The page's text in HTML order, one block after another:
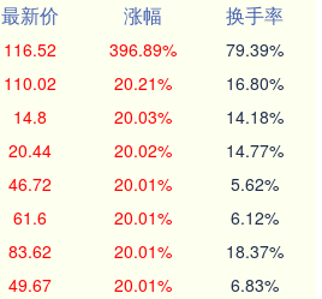
最新价 涨幅
换手率
116.52 396.89% 79.39%
110.02 20.21% 16.80%
14.8 20.03% 14.18%
20.44 20.02% 14.77%
46.72 20.01% 5.62%
61.6 20.01% 6.12%
83.62 20.01% 18.37%
49.67 20.01% 6.83%